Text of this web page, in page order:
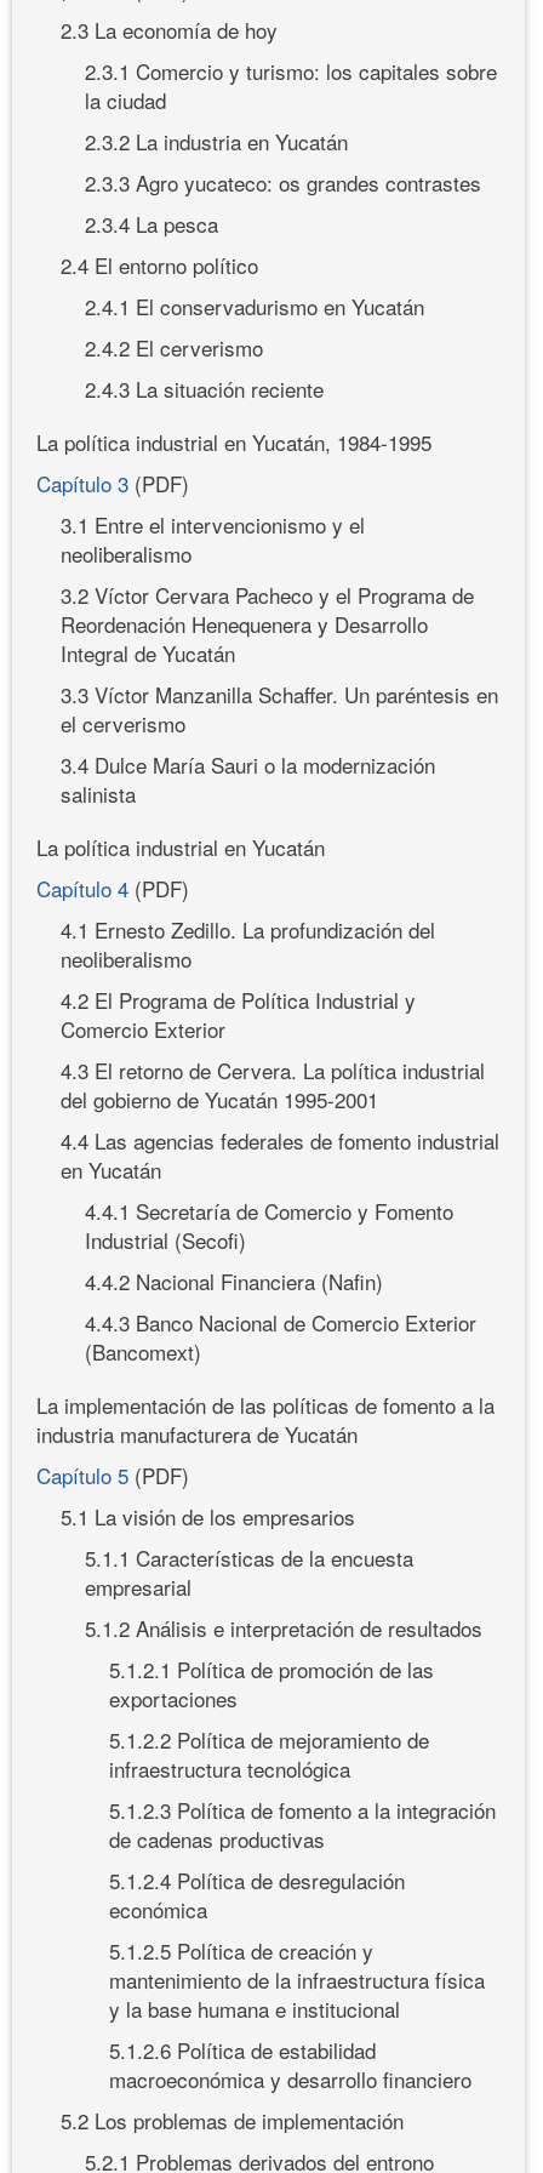
2.3 La economía de hoy
2.3.1 Comercio y turismo: los capitales sobre
la ciudad
2.3.2 La industria en Yucatán
2.3.3 Agro yucateco: os grandes contrastes
2.3.4 La pesca
2.4 El entorno político
2.4.1 El conservadurismo en Yucatán
2.4.2 El cerverismo
2.4.3 La situación reciente
La política industrial en Yucatán, 1984-1995
Capítulo 3 (PDF)
3.1 Entre el intervencionismo y el
neoliberalismo
3.2 Víctor Cervara Pacheco y el Programa de
Reordenación Henequenera y Desarrollo
Integral de Yucatán
3.3 Víctor Manzanilla Schaffer. Un paréntesis en
el cerverismo
3.4 Dulce María Sauri o la modernización
salinista
La política industrial en Yucatán
Capítulo 4 (PDF)
4.1 Ernesto Zedillo. La profundización del
neoliberalismo
4.2 El Programa de Política Industrial y
Comercio Exterior
4.3 El retorno de Cervera. La política industrial
del gobierno de Yucatán 1995-2001
4.4 Las agencias federales de fomento industrial
en Yucatán
4.4.1 Secretaría de Comercio y Fomento
Industrial (Secofi)
4.4.2 Nacional Financiera (Nafin)
4.4.3 Banco Nacional de Comercio Exterior
(Bancomext)
La implementación de las políticas de fomento a la
industria manufacturera de Yucatán
Capítulo 5 (PDF)
5.1 La visión de los empresarios
5.1.1 Características de la encuesta
empresarial
5.1.2 Análisis e interpretación de resultados
5.1.2.1 Política de promoción de las
exportaciones
5.1.2.2 Política de mejoramiento de
infraestructura tecnológica
5.1.2.3 Política de fomento a la integración
de cadenas productivas
5.1.2.4 Política de desregulación
económica
5.1.2.5 Política de creación y
mantenimiento de la infraestructura física
y la base humana e institucional
5.1.2.6 Política de estabilidad
macroeconómica y desarrollo financiero
5.2 Los problemas de implementación
5.2.1 Problemas derivados del entrono